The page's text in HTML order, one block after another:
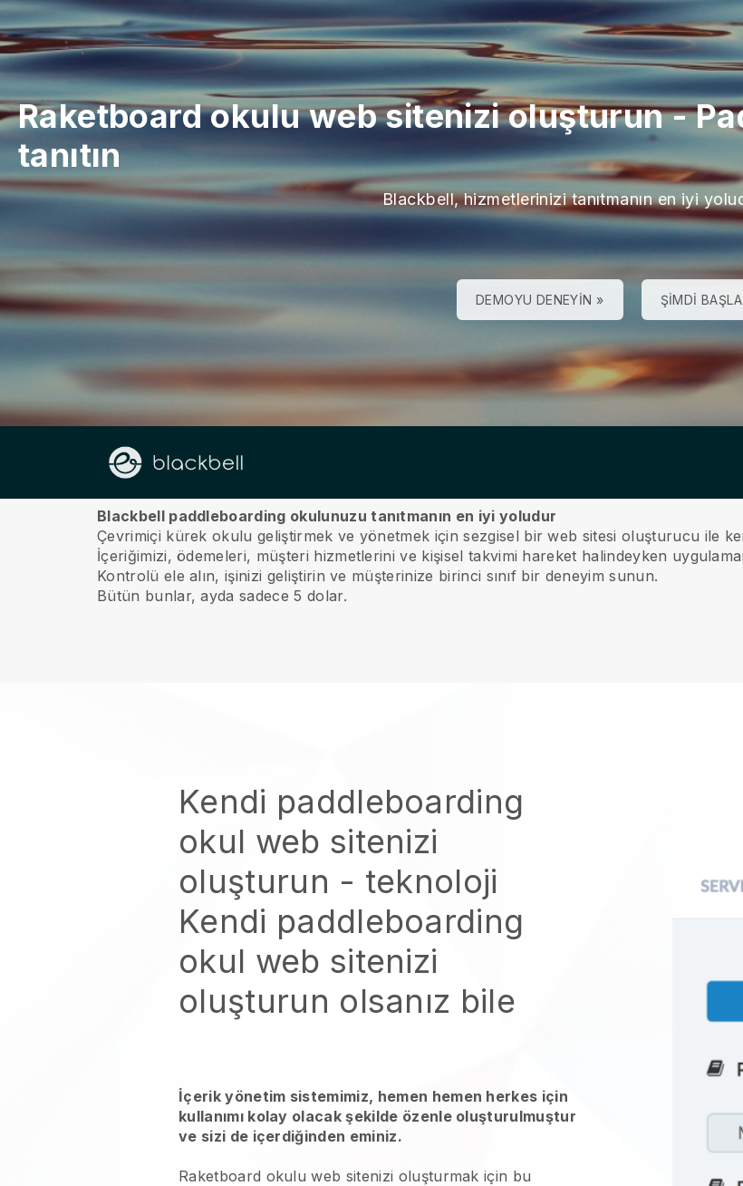
Raketboard okulu web sitenizi oluşturun-
tanıtın
Blackbell, hizmetlerinizi tanıtmanın en iyi
DEMOYU DENEYIN » ŞIMDI BAŞLA
Hakkımızda
Blackbell paddleboarding okulunuzu tanıtmanın en iyi yoludur
Çevrimiçi kürek okulu geliştirmek ve yönetmek için sezgisel bir web sitesi oluşturucu ile
İçeriğimizi, ödemeleri, müşteri hizmetlerini ve kişisel takvimi hareket halindeyken
Kontrolü ele alın, işinizi geliştirin ve müşterinize birinci sınıf bir deneyim sunun.
Bütün bunlar, ayda sadece 5 dolar.
Kendi paddleboarding
okul web sitenizi
oluşturun - teknoloji
Kendi paddleboarding
okul web sitenizi
oluşturun olsanız bile
İçerik yönetim sistemimiz, hemen hemen herkes için
kullanımı kolay olacak şekilde özenle oluşturulmuştur
ve sizi de içerdiğinden eminiz.
Raketboard okulu web sitenizi oluşturmak için bu